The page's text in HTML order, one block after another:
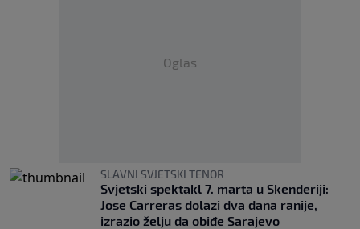
Oglas
SLAVNI SVJETSKI TENOR
Svjetski spektakl 7. marta u Skenderiji:
Jose Carreras dolazi dva dana ranije,
izrazio želju da obiđe Sarajevo